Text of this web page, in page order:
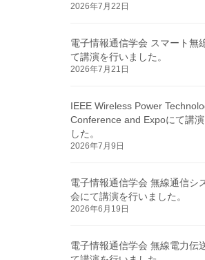
2026年7月22日
電子情報通信学会 スマート無
て講演を行いました。
2026年7月21日
IEEE Wireless Power
Conference and Expoにて講演
した。
2026年7月9日
電子情報通信学会 無線通信シ
会にて講演を行いました。
2026年6月19日
電子情報通信学会 無線電力伝